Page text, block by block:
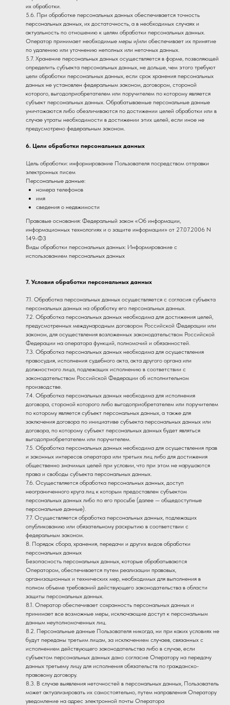
их обработки.
5.6. При обработке персональных данных обеспечивается точность
персональных данных, их достаточность, а в необходимых случаях и
актуальность по отношению к целям обработки персональных данных.
Оператор принимает необходимые меры и/или обеспечивает их принятие
по удалению или уточнению неполных или неточных данных.
5.7. Хранение персональных данных осуществляется в форме, позволяющей
определить субъекта персональных данных, не дольше, чем этого требуют
цели обработки персональных данных, если срок хранения персональных
данных не установлен федеральным законом, договором, стороной
которого, выгодоприобретателем или поручителем по которому является
субъект персональных данных. Обрабатываемые персональные данные
уничтожаются либо обезличиваются по достижении целей обработки или в
случае утраты необходимости в достижении этих целей, если иное не
предусмотрено федеральным законом.
6. Цели обработки персональных данных
Цель обработки: информирование Пользователя посредством отправки
электронных писем
Персональные данные:
номера телефонов
имя
сведения о недвжимости
Правовые основания: Федеральный закон «Об информации,
информационных технологиях и о защите информации» от 27.07.2006 N
149-ФЗ
Виды обработки персональных данных: Информирование с
использованием персональных данных
7. Условия обработки персональных данных
7.1. Обработка персональных данных осуществляется с согласия субъекта
персональных данных на обработку его персональных данных.
7.2. Обработка персональных данных необходима для достижения целей,
предусмотренных международным договором Российской Федерации или
законом, для осуществления возложенных законодательством Российской
Федерации на оператора функций, полномочий и обязанностей.
7.3. Обработка персональных данных необходима для осуществления
правосудия, исполнения судебного акта, акта другого органа или
должностного лица, подлежащих исполнению в соответствии с
законодательством Российской Федерации об исполнительном
производстве.
7.4. Обработка персональных данных необходима для исполнения
договора, стороной которого либо выгодоприобретателем или поручителем
по которому является субъект персональных данных, а также для
заключения договора по инициативе субъекта персональных данных или
договора, по которому субъект персональных данных будет являться
выгодоприобретателем или поручителем.
7.5. Обработка персональных данных необходима для осуществления прав
и законных интересов оператора или третьих лиц либо для достижения
общественно значимых целей при условии, что при этом не нарушаются
права и свободы субъекта персональных данных.
7.6. Осуществляется обработка персональных данных, доступ
неограниченного круга лиц к которым предоставлен субъектом
персональных данных либо по его просьбе (далее — общедоступные
персональные данные).
7.7. Осуществляется обработка персональных данных, подлежащих
опубликованию или обязательному раскрытию в соответствии с
федеральным законом.
8. Порядок сбора, хранения, передачи и других видов обработки
персональных данных
Безопасность персональных данных, которые обрабатываются
Оператором, обеспечивается путем реализации правовых,
организационных и технических мер, необходимых для выполнения в
полном объеме требований действующего законодательства в области
защиты персональных данных.
8.1. Оператор обеспечивает сохранность персональных данных и
принимает все возможные меры, исключающие доступ к персональным
данным неуполномоченных лиц.
8.2. Персональные данные Пользователя никогда, ни при каких условиях не
будут переданы третьим лицам, за исключением случаев, связанных с
исполнением действующего законодательства либо в случае, если
субъектом персональных данных дано согласие Оператору на передачу
данных третьему лицу для исполнения обязательств по гражданско-
правовому договору.
8.3. В случае выявления неточностей в персональных данных, Пользователь
может актуализировать их самостоятельно, путем направления Оператору
уведомление на адрес электронной почты Оператора